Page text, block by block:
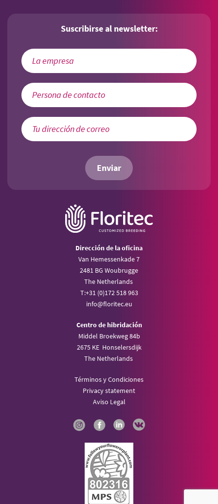
Suscribirse al newsletter:
Enviar
Dirección de la oficina
Van Hemessenkade 7
2481 BG Woubrugge
The Netherlands
T:+31 (0)172 518 963
info@floritec.eu
Centro de hibridación
Middel Broekweg 84b
2675 KE Honselersdijk
The Netherlands
Términos y Condiciones
Privacy statement
Aviso Legal